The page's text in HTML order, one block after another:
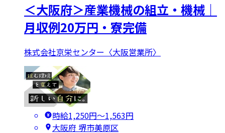
＜大阪府＞産業機械の組立・機械｜
月収例20万円・寮完備
株式会社京栄センター〈大阪営業所〉
時給1,250円〜1,563円
大阪府 堺市美原区